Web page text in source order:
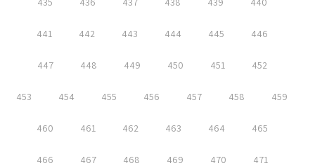
441 442 443 444 445 446
447 448 449 450 451 452
453 454 455 456 457 458 459
460 461 462 463 464 465
466 467 468 469 470 471